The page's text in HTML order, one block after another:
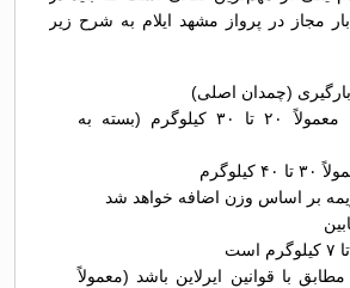
مجاز در پرواز مشهد ایلام به شرح زیر
(چمدان اصلی)
در کلاس اکونومی: معمولاً ۲۰ تا ۳۰ کیلوگرم (بسته به
بر اساس وزن اضافه خواهد شد
مطابق با قوانین ایرلاین باشد (معمولاً